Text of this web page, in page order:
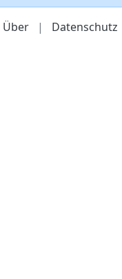
Über | Datenschutz